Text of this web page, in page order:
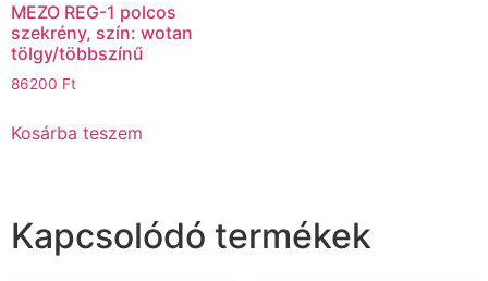
MEZO REG-1 polcos
szekrény, szín: wotan
tölgy/többszínű
86200 Ft
Kosárba teszem
Kapcsolódó termékek